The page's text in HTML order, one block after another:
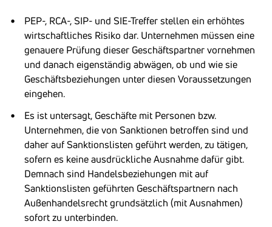
PEP-, RCA-, SIP- und SIE-Treffer stellen ein erhöhtes
wirtschaftliches Risiko dar. Unternehmen müssen eine
genauere Prüfung dieser Geschäftspartner vornehmen
und danach eigenständig abwägen, ob und wie sie
Geschäftsbeziehungen unter diesen Voraussetzungen
eingehen.
Es ist untersagt, Geschäfte mit Personen bzw.
Unternehmen, die von Sanktionen betroffen sind und
daher auf Sanktionslisten geführt werden, zu tätigen,
sofern es keine ausdrückliche Ausnahme dafür gibt.
Demnach sind Handelsbeziehungen mit auf
Sanktionslisten geführten Geschäftspartnern nach
Außenhandelsrecht grundsätzlich (mit Ausnahmen)
sofort zu unterbinden.